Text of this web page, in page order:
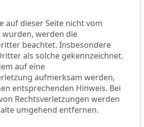
auf dieser Seite nicht vom
werden die
beachtet. Insbesondere
als solche gekennzeichnet.
auf eine
aufmerksam werden,
entsprechenden Hinweis. Bei
Rechtsverletzungen werden
umgehend entfernen.